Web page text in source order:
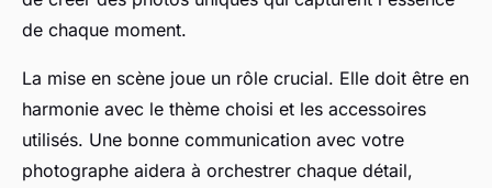
de chaque moment.
La mise en scène joue un rôle crucial. Elle doit être en
harmonie avec le thème choisi et les accessoires
utilisés. Une bonne communication avec votre
photographe aidera à orchestrer chaque détail,